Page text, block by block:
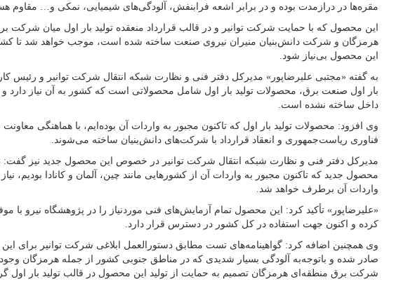
مقره‌ها در درازمدت بوده و در برابر اشعه فرابنفش، آلودگی‌های شیمیایی، نمکی و… مقاوم
این محصول که با حمایت شرکت توانیر و در قالب قرارداد منعقده تولید بار اول میان شرکت
هرمزگان و شرکت دانش‌بنیان منیران نیروی صنعت ساخته شده است، موجب خواهد شد تا
این محصول بی‌نیاز شود.
به گفته «مجتبی علیرضاپور» مدیرکل دفتر فنی و نظارت شبکه انتقال شرکت توانیر و رئیس
بار اول صنعت برق، محصولات تولید بار اول شامل محصولاتی است که کشور به آن نیاز دارد و
داخل ساخته نشده است.
وی افزود: محصولات تولید بار اول که تاکنون مجبور به واردات آن بوده‌ایم، با هماهنگی
فناوری ریاست‌جمهوری و انعقاد قرارداد با شرکت‌های دانش‌بنیان ساخته می‌شوند.
مدیرکل دفتر فنی و نظارت شبکه انتقال شرکت توانیر در خصوص این محصول جدید نیز گفت:
محصول جدید که تاکنون مجبور به واردات آن از کشورهایی مانند چین، آلمان و کانادا بودیم،
واردات آن برطرف خواهد شد.
«علیرضاپور» تأکید کرد: این محصول تمام آزمایش‌های فنی موردنیاز را در پژوهشگاه نیرو با
کرده و اکنون جهت استفاده در کل کشور در دسترس قرار دارد.
وی همچنین اضافه کرد: گواهینامه‌های تست مطابق دستورالعمل ابلاغی شرکت توانیر برای
صادر شده و باتوجه‌به آلودگی بسیار شدیدی که در مناطق جنوبی کشور از جمله هرمزگان وجود
شرکت برق منطقه‌ای هرمزگان تصمیم به حمایت از تولید این محصول در قالب تولید بار اول